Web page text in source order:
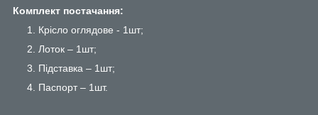
Комплект постачання:
Крісло оглядове - 1шт;
Лоток – 1шт;
Підставка – 1шт;
Паспорт – 1шт.